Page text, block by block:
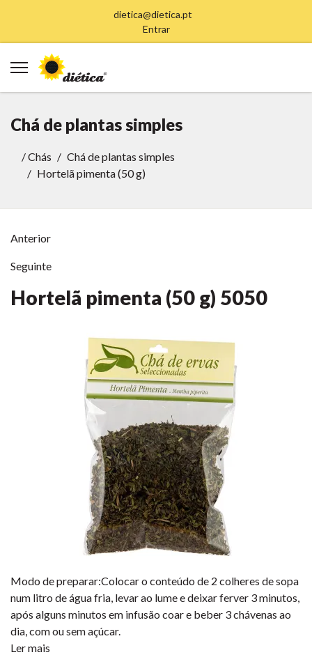
dietica@dietica.pt
Entrar
Chá de plantas simples
/Chás
Chá de plantas simples
Hortelã pimenta (50 g)
Anterior
Seguinte
Hortelã pimenta (50 g) 5050
Modo de preparar:Colocar o conteúdo de 2 colheres de sopa
num litro de água fria, levar ao lume e deixar ferver 3 minutos,
após alguns minutos em infusão coar e beber 3 chávenas ao
dia, com ou sem açúcar.
Ler mais